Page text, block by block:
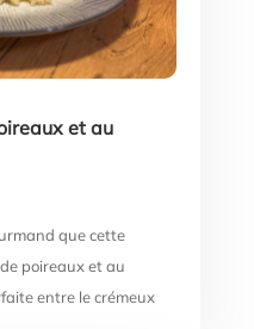
et au
que cette
poireaux et au
entre le crémeux